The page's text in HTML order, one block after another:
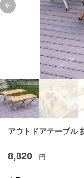
Previous slide
アウトドアテーブル
8,820 円